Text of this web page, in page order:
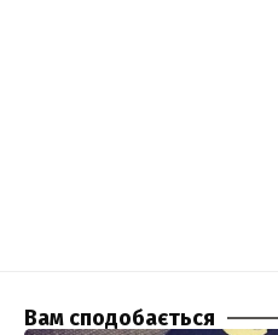
Вам сподобається